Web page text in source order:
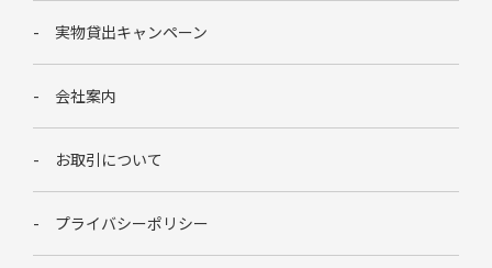
実物貸出キャンペーン
会社案内
お取引について
プライバシーポリシー